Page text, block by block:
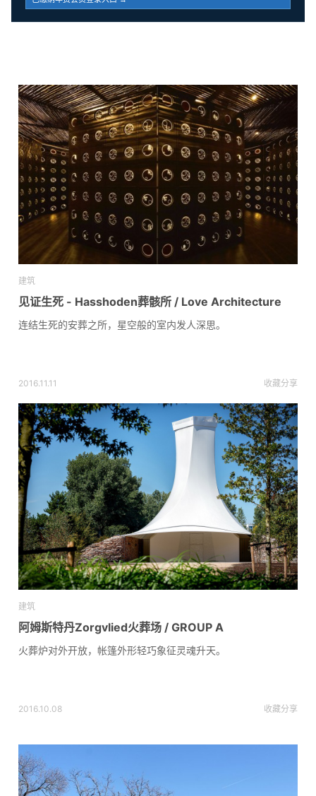
建筑
见证生死 - Hasshoden葬骸所 / Love Architecture
连结生死的安葬之所，星空般的室内发人深思。
2016.11.11 收藏分享
建筑
阿姆斯特丹Zorgvlied火葬场 / GROUP A
火葬炉对外开放，帐篷外形轻巧象征灵魂升天。
2016.10.08 收藏分享